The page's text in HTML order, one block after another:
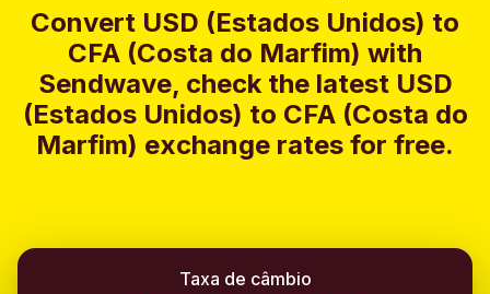
Convert USD (Estados Unidos) to
CFA (Costa do Marfim) with
Sendwave, check the latest USD
(Estados Unidos) to CFA (Costa do
Marfim) exchange rates for free.
Taxa de câmbio